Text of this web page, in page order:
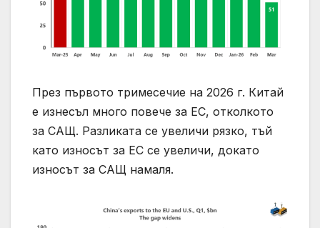
През първото тримесечие на 2026 г. Китай
е изнесъл много повече за ЕС, отколкото
за САЩ. Разликата се увеличи рязко, тъй
като износът за ЕС се увеличи, докато
износът за САЩ намаля.